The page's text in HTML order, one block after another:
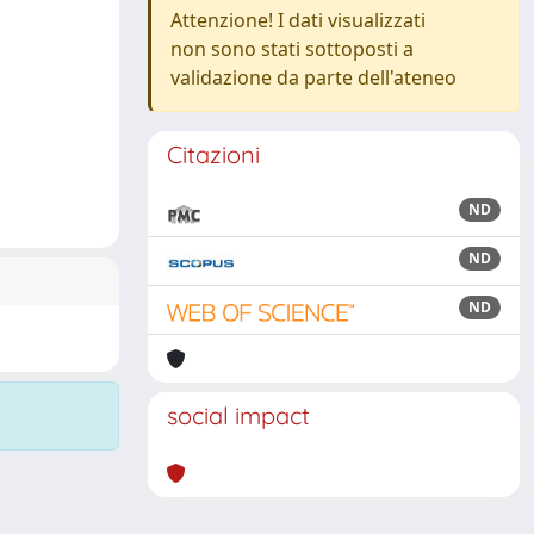
Attenzione! I dati visualizzati
non sono stati sottoposti a
validazione da parte dell'ateneo
Citazioni
ND
ND
ND
social impact